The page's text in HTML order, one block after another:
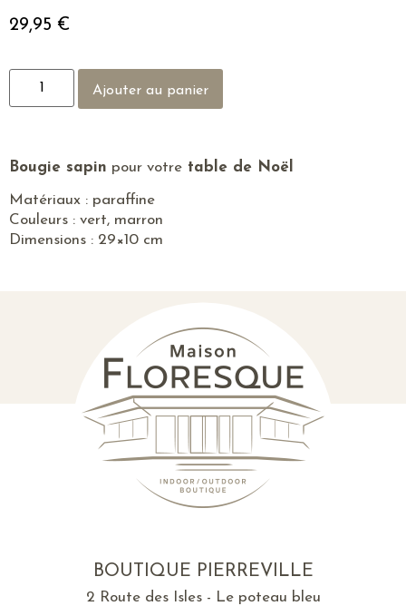
29,95 €
Ajouter au panier
Bougie sapin pour votre table de Noël
Matériaux : paraffine
Couleurs : vert, marron
Dimensions : 29×10 cm
BOUTIQUE PIERREVILLE
2 Route des Isles - Le poteau bleu